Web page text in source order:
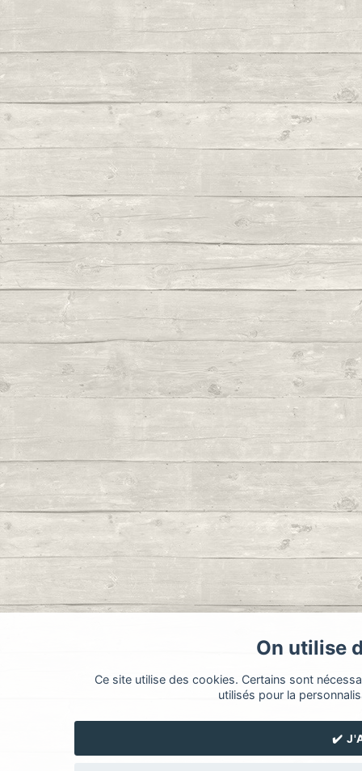
On utilise
Ce site utilise des cookies. Certains sont
utilisés pour la
✔️